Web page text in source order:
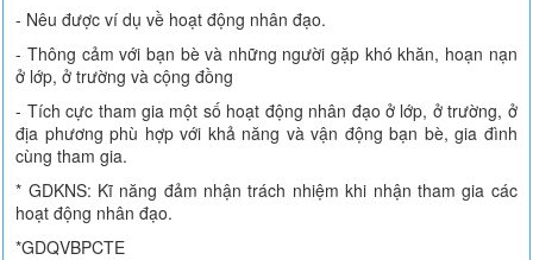
- Nêu được ví dụ về hoạt động nhân đạo.
- Thông cảm với bạn bè và những người gặp khó khăn, hoạn nạn
ở lớp, ở trường và cộng đồng
- Tích cực tham gia một số hoạt động nhân đạo ở lớp, ở trường, ở
địa phương phù hợp với khả năng và vận động bạn bè, gia đình
cùng tham gia.
* GDKNS: Kĩ năng đảm nhận trách nhiệm khi nhận tham gia các
hoạt động nhân đạo.
*GDQVBPCTE